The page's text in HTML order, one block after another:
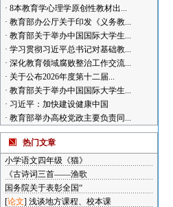
· 8本教育学心理学原创性教材出...
· 教育部办公厅关于印发《义务教...
· 教育部关于举办中国国际大学生...
· 学习贯彻习近平总书记对基础教...
· 深化教育领域腐败整治工作交流...
· 关于公布2026年度第十二届...
· 教育部关于举办中国国际大学生...
· 习近平：加快建设健康中国
· 教育部举办高校党政主要负责同...
热门文章
小学语文四年级《猫》
《古诗词三首——渔歌
国务院关于表彰全国“
[论文] 浅谈地方课程、校本课